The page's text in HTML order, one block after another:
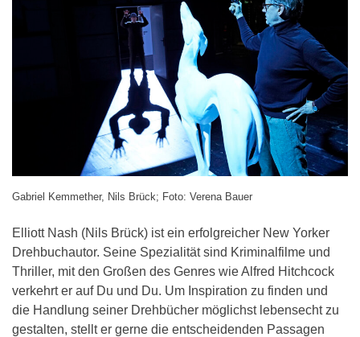
Gabriel Kemmether, Nils Brück; Foto: Verena Bauer
Elliott Nash (Nils Brück) ist ein erfolgreicher New Yorker
Drehbuchautor. Seine Spezialität sind Kriminalfilme und
Thriller, mit den Großen des Genres wie Alfred Hitchcock
verkehrt er auf Du und Du. Um Inspiration zu finden und
die Handlung seiner Drehbücher möglichst lebensecht zu
gestalten, stellt er gerne die entscheidenden Passagen